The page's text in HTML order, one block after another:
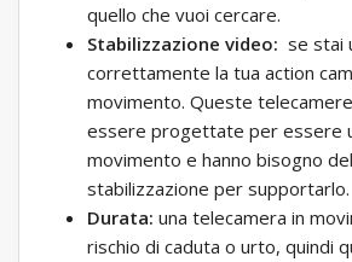
quello che vuoi cercare.
Stabilizzazione video: se stai
correttamente la tua action
movimento. Queste
essere progettate per essere
movimento e hanno bisogno
stabilizzazione per supportarlo.
Durata: una telecamera in
rischio di caduta o urto, quindi